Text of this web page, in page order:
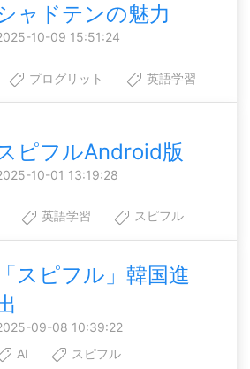
ャドテンの魅力
10-09 15:51:24
プログリット 英語学習
ピフルAndroid版
10-01 13:19:28
英語学習 スピフル
「スピフル」韓国進
09-08 10:39:22
AI スピフル